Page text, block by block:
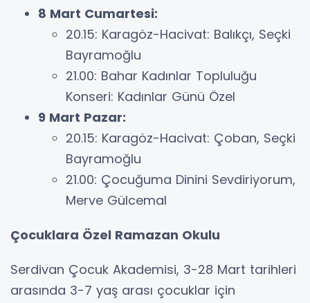
8 Mart Cumartesi:
20.15: Karagöz-Hacivat: Balıkçı, Seçki
Bayramoğlu
21.00: Bahar Kadınlar Topluluğu
Konseri: Kadınlar Günü Özel
9 Mart Pazar:
20.15: Karagöz-Hacivat: Çoban, Seçki
Bayramoğlu
21.00: Çocuğuma Dinini Sevdiriyorum,
Merve Gülcemal
Çocuklara Özel Ramazan Okulu
Serdivan Çocuk Akademisi, 3-28 Mart tarihleri
arasında 3-7 yaş arası çocuklar için